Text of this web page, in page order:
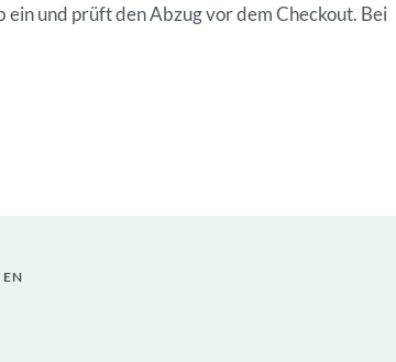
und prüft den Abzug vor dem Checkout. Bei